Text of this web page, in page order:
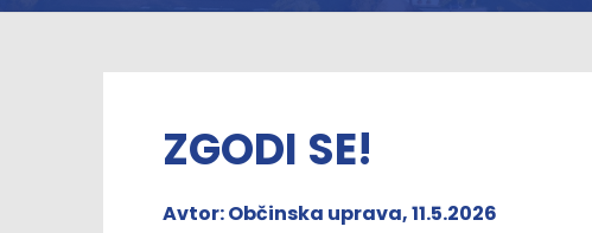
ZGODI SE!
Avtor: Občinska uprava, 11.5.2026